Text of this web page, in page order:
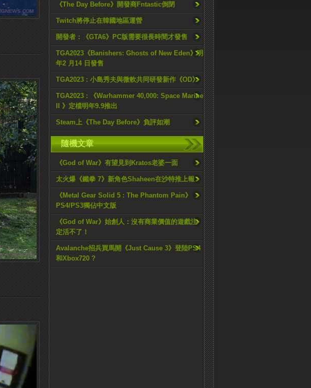
《The Day Before》開發商Fntastic倒閉
Twitch將停止在韓國地區運營
開發者：《GTA6》PC版需要很長時間才發售
TGA2023《Banishers: Ghosts of New Eden》明
年2 月14 日發售
TGA2023 : 小島秀夫與微軟共同研發新作《OD》
TGA2023 : 《Warhammer 40,000: Space Marine
II 》定檔明年9.9推出
Steam上《The Day Before》負評如潮
隨機文章
《God of War》有望見到Kratos老婆一面
太火爆《鐵拳 7》新角色Shaheen在沙特推上報
《Metal Gear Solid 5 : The Phantom Pain》
PS4/PS3獨佔中文版
《God of War》始創人：沒有商業價值的遊戲注
定活不了！
Avalanche招兵買馬開《Just Cause 3》登陸PS4
和Xbox720 ?